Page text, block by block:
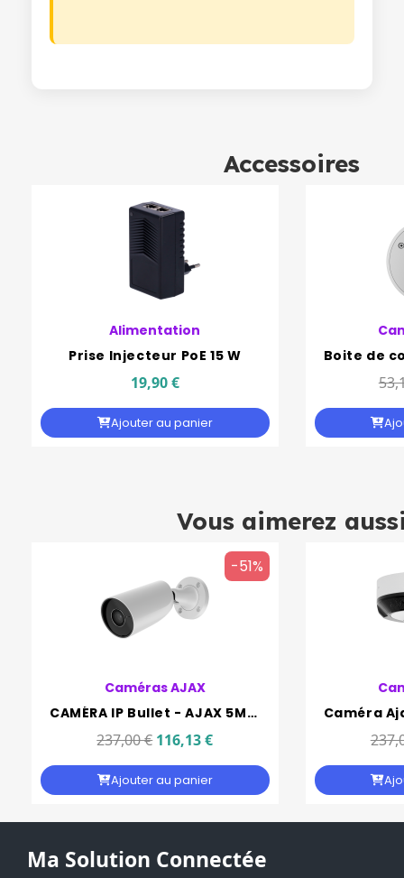
Accessoires
Alimentation
Prise Injecteur PoE 15 W
19,90 €
Ajouter au panier
Vous aimerez
-51%
Caméras AJAX
CAMÉRA IP Bullet - AJAX 5MP OBJ 2.8MM IR35M IP65
237,00 € 116,13 €
Ajouter au panier
Ma Solution Connectée